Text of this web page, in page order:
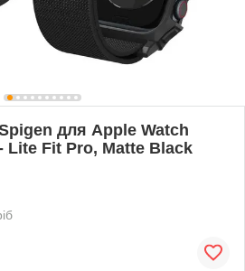
для Apple Watch
Lite Fit Pro, Matte Black